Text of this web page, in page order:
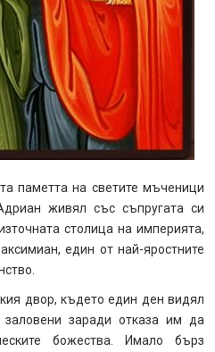
паметта на светите мъченици
живял със съпругата си
столица на империята,
един от най-яростните
двор, където един ден видял
заради отказа им да
божества. Имало бърз